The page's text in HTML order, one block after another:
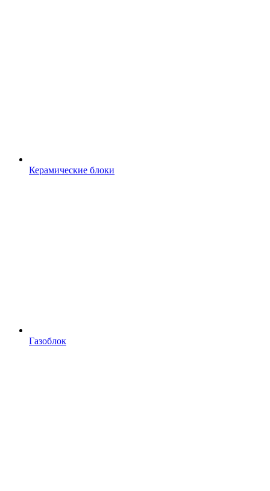
Керамические блоки
Газоблок